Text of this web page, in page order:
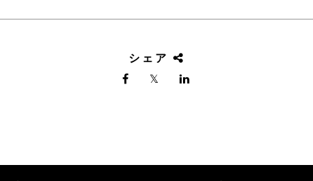
シェア